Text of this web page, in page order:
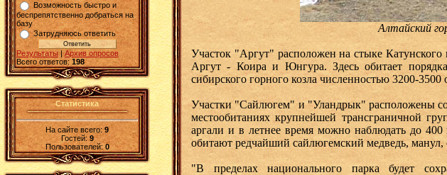
Возможность быстро и
беспрепятственно добраться на
базу
Затрудняюсь ответить
Результаты |Архив опросов
Всего ответов: 198
Статистика
На сайте всего:9
Гостей:9
Пользователей: 0
Алтайский
Участок "Аргут" расположен на стыке
Аргут - Коира и Юнгура. Здесь обитает
сибирского горного козла численностью 3200-3500
Участки "Сайлюгем" и "Уландрык" расположены
местообитаниях крупнейшей трансграничной
аргали и в летнее время можно наблюдать до
обитают редчайший сайлюгемский медведь,
"В пределах национального парка будет